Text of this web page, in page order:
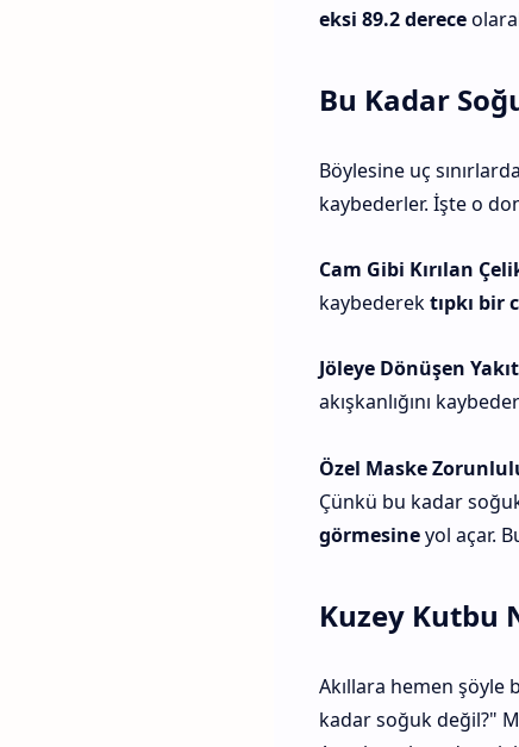
eksi 89.2 derece
Bu Kadar
Böylesine uç
kaybederler. İşte o
Cam Gibi Kırılan
kaybederektıpkı bir
Jöleye Dönüşen
akışkanlığını
Özel Maske
Çünkü bu kadar
görmesineyol açar.
Kuzey Kutbu
Akıllara hemen şöyle
kadar soğuk değil?"